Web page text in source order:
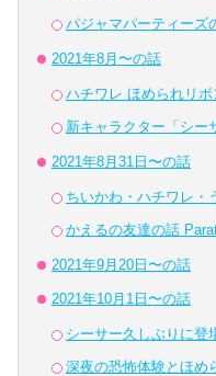
パジャマパーティーズ
2021年8月〜の話
ハチワレ ほめられリボ
新キャラクター「シー
2021年8月31日〜の話
ちいかわ・ハチワレ・
かえるの友達の話
2021年9月20日〜の話
2021年10月1日〜の話
シーサー久しぶりに登
深夜の恐怖体験とほめ